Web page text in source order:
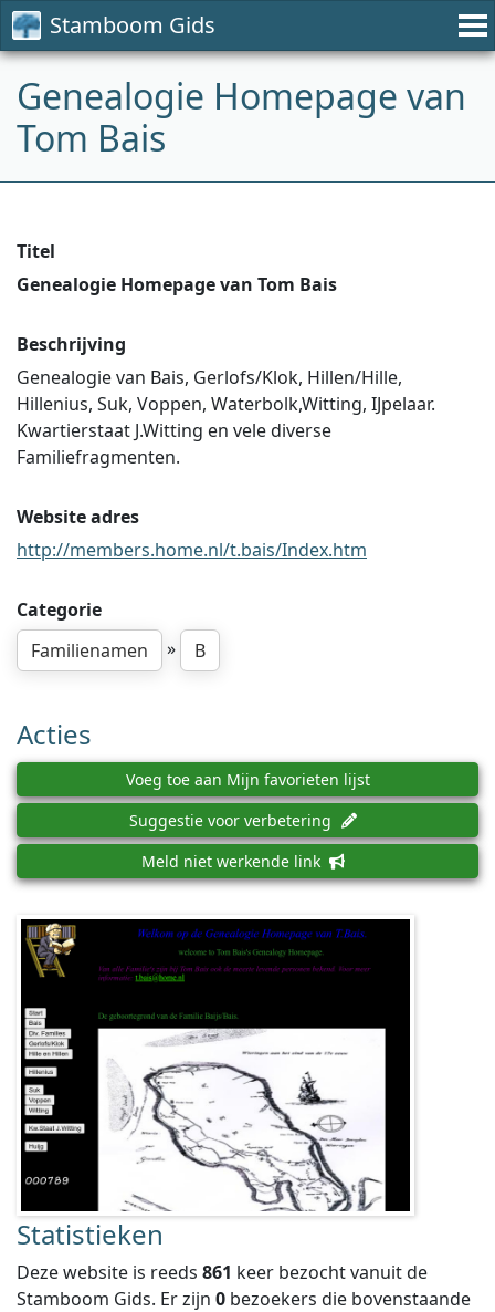
Stamboom Gids
Genealogie Homepage van
Tom Bais
Titel
Genealogie Homepage van Tom Bais
Beschrijving
Genealogie van Bais, Gerlofs/Klok, Hillen/Hille,
Hillenius, Suk, Voppen, Waterbolk,Witting, IJpelaar.
Kwartierstaat J.Witting en vele diverse
Familiefragmenten.
Website adres
http://members.home.nl/t.bais/Index.htm
Categorie
Familienamen
» B
Acties
Voeg toe aan Mijn favorieten lijst
Suggestie voor verbetering
Meld niet werkende link
Statistieken
Deze website is reeds 861 keer bezocht vanuit de
Stamboom Gids. Er zijn 0 bezoekers die bovenstaande